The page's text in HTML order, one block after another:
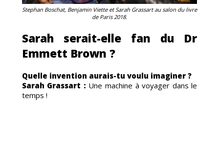
Stephan Boschat, Benjamin Viette et Sarah Grassart au salon du livre
de Paris 2018.
Sarah serait-elle fan du Dr
Emmett Brown ?
Quelle invention aurais-tu voulu imaginer ?
Sarah Grassart : Une machine à voyager dans le
temps !